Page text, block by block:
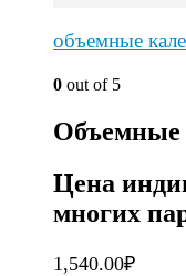
объемные
0 out of 5
Объемные
Цена
многих
1,540.00₽